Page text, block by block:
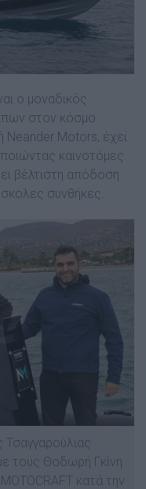
ο µοναδικός
στον κόσµο.
Neander Motors, έχει
καινοτόµες
βέλτιστη απόδοση
συνθήκες.
τους Θοδωρή Γκίνη
κατά την